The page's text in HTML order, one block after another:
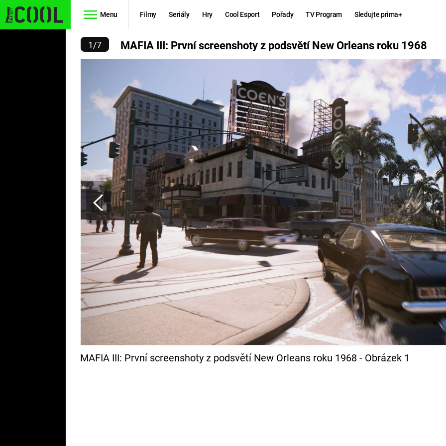
Menu Filmy Seriály Hry Cool Esport Pořady TV Program Sledujte prima+
SIMPSONOVI
STAR WARS
AVENGERS
RYCHLE A
ZBĚSILE 10
PREDÁTOR
MAFIA
GTA 6
KINGDOM
COME:
DELIVERANCE
ESPORT
Zábava
CHUCK
NORRIS
Z PODSVĚTÍ NEW ORLEANS ROKU 1968
1/7 MAFIA III: První screenshoty z podsvětí New Orleans roku 1968
MAFIA III: První screenshoty z podsvětí New Orleans roku 1968 - Obrázek 1